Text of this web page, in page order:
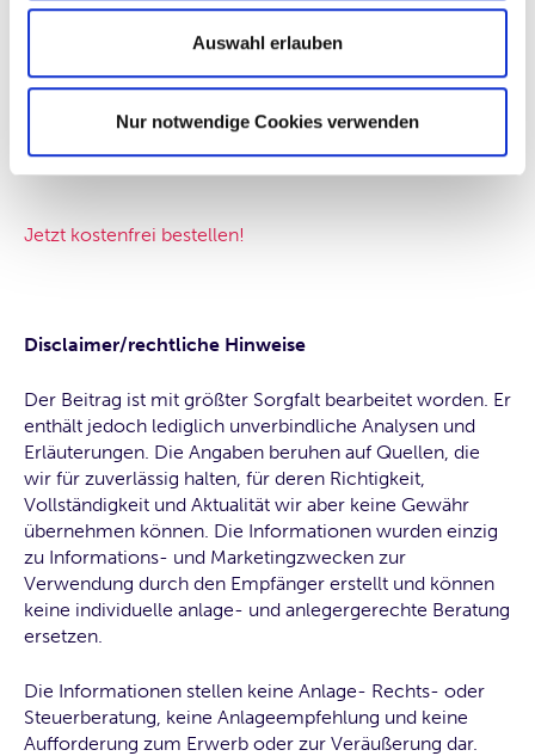
Auswahl erlauben
Nur notwendige Cookies verwenden
schädlichen Risiken auch konstruktive Risiken gibt und
dass ein kluges Anlagemanagement zwischen beiden zu
unsystematischen Risikos“ beantwortet in diesem
Zusammenhang folgende Fragen:
Jetzt kostenfrei bestellen!
Disclaimer/rechtliche Hinweise
Der Beitrag ist mit größter Sorgfalt bearbeitet worden. Er
enthält jedoch lediglich unverbindliche Analysen und
Erläuterungen. Die Angaben beruhen auf Quellen, die
wir für zuverlässig halten, für deren Richtigkeit,
Vollständigkeit und Aktualität wir aber keine Gewähr
übernehmen können. Die Informationen wurden einzig
zu Informations- und Marketingzwecken zur
Verwendung durch den Empfänger erstellt und können
keine individuelle anlage- und anlegergerechte Beratung
ersetzen.
Die Informationen stellen keine Anlage- Rechts- oder
Steuerberatung, keine Anlageempfehlung und keine
Aufforderung zum Erwerb oder zur Veräußerung dar.